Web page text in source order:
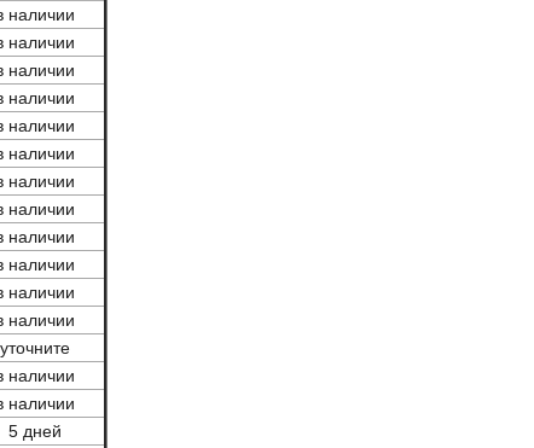
наличии
наличии
наличии
наличии
наличии
наличии
наличии
наличии
наличии
наличии
наличии
наличии
уточните
наличии
наличии
5 дней